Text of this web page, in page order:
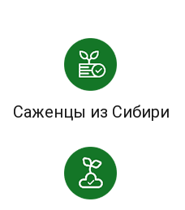
Саженцы из Сибири